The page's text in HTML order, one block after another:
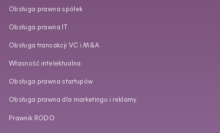
Obsługa prawna spółek
Obsługa prawna IT
Obsługa transakcji VC i M&A
Własność intelektualna
Obsługa prawna startupów
Obsługa prawna dla marketingu i reklamy
Prawnik RODO